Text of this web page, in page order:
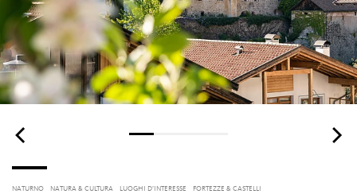
NATURNO NATURA & CULTURA LUOGHI D’INTERESSE FORTEZZE & CASTELLI